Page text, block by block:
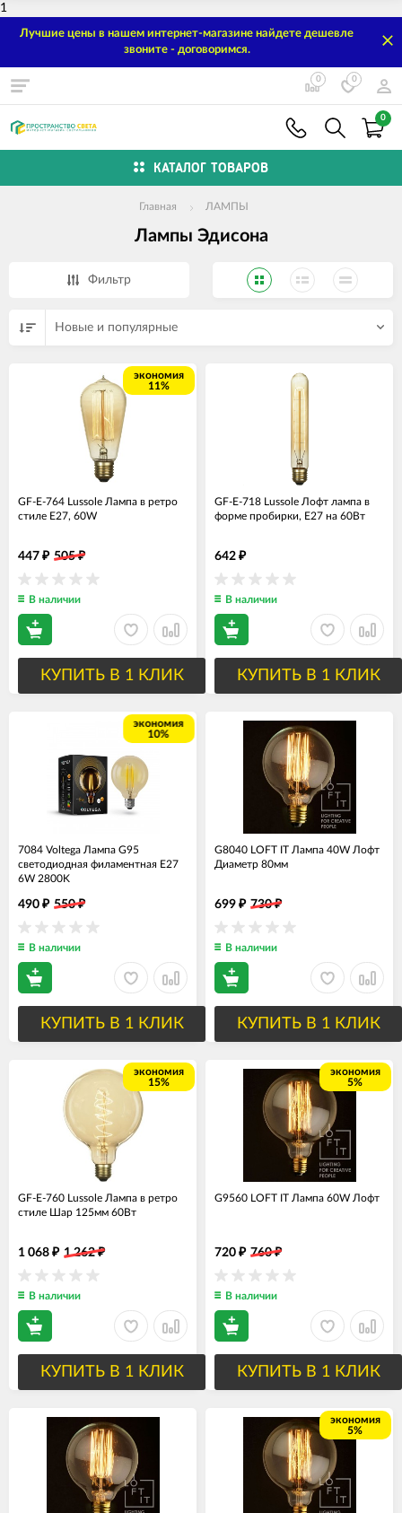
1
Лучшие цены в нашем интернет-магазине найдете дешевле
звоните - договоримся.
0 0
0
КАТАЛОГ ТОВАРОВ
Главная ЛАМПЫ
Лампы Эдисона
Фильтр
Новые и популярные
экономия
11%
GF-E-764 Lussole Лампа в ретро
стиле Е27, 60W
447 ₽ 505₽
В наличии
КУПИТЬ В 1 КЛИК
GF-E-718 Lussole Лофт лампа в
форме пробирки, Е27 на 60Вт
642 ₽
В наличии
КУПИТЬ В 1 КЛИК
экономия
10%
7084 Voltega Лампа G95
светодиодная филаментная E27
6W 2800K
490 ₽ 550₽
В наличии
КУПИТЬ В 1 КЛИК
G8040 LOFT IT Лампа 40W Лофт
Диаметр 80мм
699 ₽ 730₽
В наличии
КУПИТЬ В 1 КЛИК
экономия
15%
GF-E-760 Lussole Лампа в ретро
стиле Шар 125мм 60Вт
1 068 ₽ 1 262₽
В наличии
КУПИТЬ В 1 КЛИК
экономия
5%
G9560 LOFT IT Лампа 60W Лофт
720 ₽ 760₽
В наличии
КУПИТЬ В 1 КЛИК
экономия
5%